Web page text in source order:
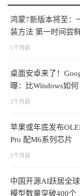
鸿蒙7新版本将至：
装方法 第一时间尝
1个月前
桌面安卓来了！
曝：比Windows如何
2个月前
苹果或年底发布
Pro 配M6系列芯片
5个月前
中国开源AI跃居全
模型数量突破400个